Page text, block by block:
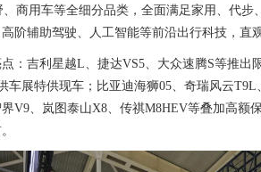
商用车等全细分品类，全面满足家用、代步
阶辅助驾驶、人工智能等前沿出行科技，直
：吉利星越L、捷达VS5、大众速腾S等推出
车展特供现车；比亚迪海狮05、奇瑞风云
V9、岚图泰山X8、传祺M8HEV等叠加高额